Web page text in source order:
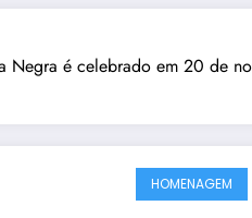
é celebrado em 20 de
HOMENAGEM